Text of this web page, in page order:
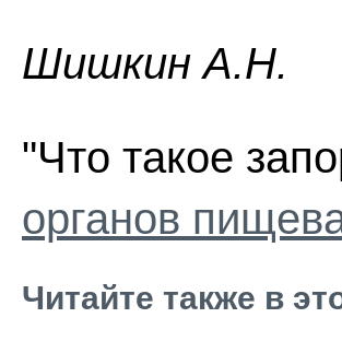
Шишкин A.Н.
"Что такое
органов
Читайте также в